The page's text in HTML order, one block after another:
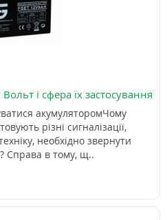
і сфера їх застосування
акумуляторомЧому
різні сигналізації,
необхідно звернути
Справа в тому, щ..